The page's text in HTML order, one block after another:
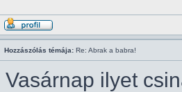
Hozzászólás témája: Re: Abrak a babra!
Vasárnap ilyet